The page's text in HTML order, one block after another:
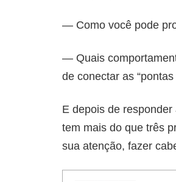
— Como você pode
— Quais
de conectar as “pontas
E depois de
tem mais do que três
sua atenção, fazer